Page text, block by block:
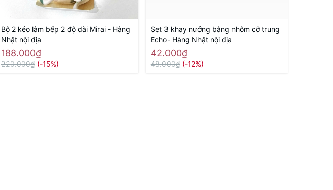
Bộ 2 kéo làm bếp 2 độ dài Mirai - Hàng
Nhật nội địa
188.000₫
220.000₫ (-15%)
Set 3 khay nướng bằng nhôm cỡ trung
Echo- Hàng Nhật nội địa
42.000₫
48.000₫ (-12%)